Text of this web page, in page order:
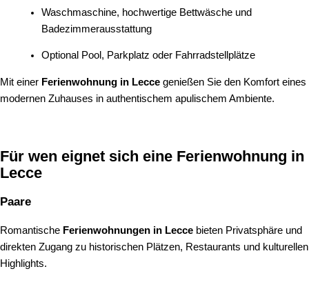
Waschmaschine, hochwertige Bettwäsche und
Badezimmerausstattung
Optional Pool, Parkplatz oder Fahrradstellplätze
Mit einer Ferienwohnung in Lecce genießen Sie den Komfort eines
modernen Zuhauses in authentischem apulischem Ambiente.
Für wen eignet sich eine Ferienwohnung in
Lecce
Paare
Romantische Ferienwohnungen in Lecce bieten Privatsphäre und
direkten Zugang zu historischen Plätzen, Restaurants und kulturellen
Highlights.